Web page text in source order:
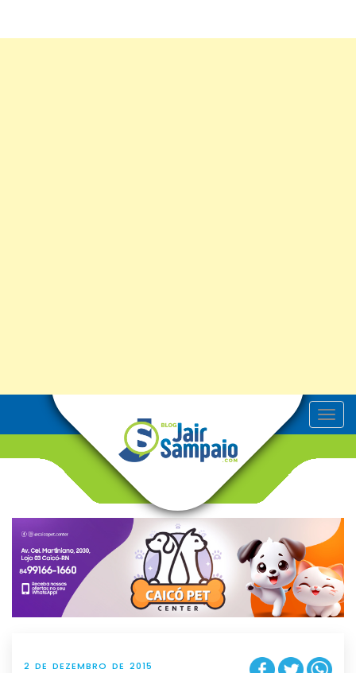
T
o
v
g
t
i
o
n
2 DE DEZEMBRO DE 2015